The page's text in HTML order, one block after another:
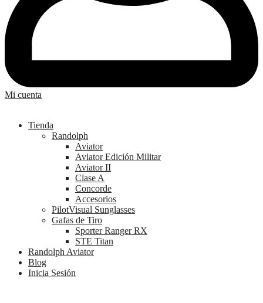
Mi cuenta
Tienda
Randolph
Aviator
Aviator Edición Militar
Aviator II
Clase A
Concorde
Accesorios
PilotVisual Sunglasses
Gafas de Tiro
Sporter Ranger RX
STE Titan
Randolph Aviator
Blog
Inicia Sesión